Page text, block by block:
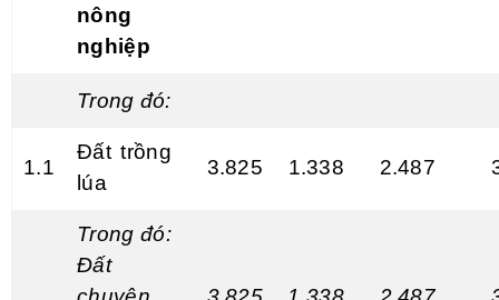
nông
nghiệp
Trong đó:
1.1
Đất trồng
lúa
3.825 1.338 2.487
Trong đó:
Đất